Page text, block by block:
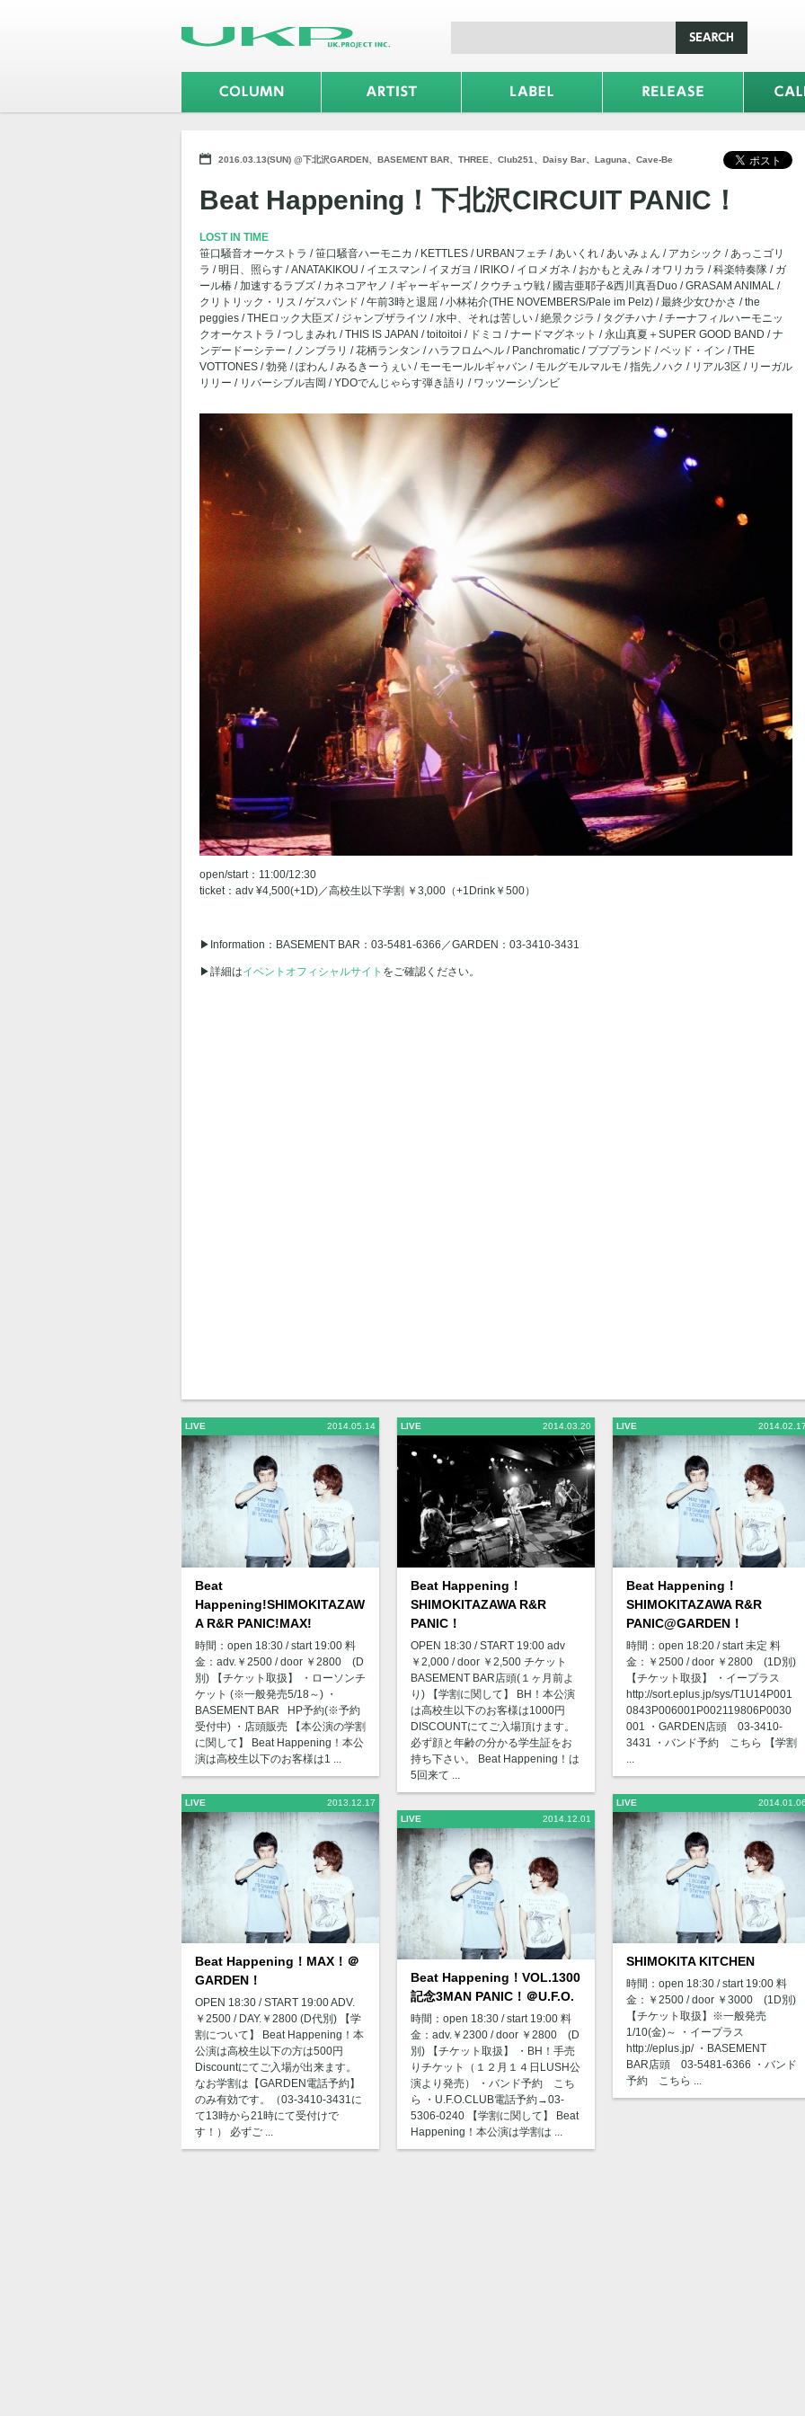
2016.03.13(SUN) @下北沢GARDEN、BASEMENT BAR、THREE、Club251、Daisy Bar、Laguna、Cave-Be
Beat Happening！下北沢CIRCUIT PANIC！
LOST IN TIME
笹口騒音オーケストラ / 笹口騒音ハーモニカ / KETTLES / URBANフェチ / あいくれ / あいみょん / アカシック / あっこゴリ
ラ / 明日、照らす / ANATAKIKOU / イエスマン / イヌガヨ / IRIKO / イロメガネ / おかもとえみ / オワリカラ / 科楽特奏隊 / ガ
ール椿 / 加速するラブズ / カネコアヤノ / ギャーギャーズ / クウチュウ戦 / 國吉亜耶子&西川真吾Duo / GRASAM ANIMAL /
クリトリック・リス / ゲスバンド / 午前3時と退屈 / 小林祐介(THE NOVEMBERS/Pale im Pelz) / 最終少女ひかさ / the
peggies / THEロック大臣ズ / ジャンプザライツ / 水中、それは苦しい / 絶景クジラ / タグチハナ / チーナフィルハーモニッ
クオーケストラ / つしまみれ / THIS IS JAPAN / toitoitoi / ドミコ / ナードマグネット / 永山真夏＋SUPER GOOD BAND / ナ
ンデードーシテー / ノンブラリ / 花柄ランタン / ハラフロムヘル / Panchromatic / プププランド / ベッド・イン / THE
VOTTONES / 勃発 / ぽわん / みるきーうぇい / モーモールルギャバン / モルグモルマルモ / 指先ノハク / リアル3区 / リーガル
リリー / リバーシブル吉岡 / YDOでんじゃらす弾き語り / ワッツーシゾンビ
open/start：11:00/12:30
ticket：adv ¥4,500(+1D)／高校生以下学割 ￥3,000（+1Drink￥500）
▶︎Information：BASEMENT BAR：03-5481-6366／GARDEN：03-3410-3431
▶︎詳細はイベントオフィシャルサイト をご確認ください。
LIVE 2014.05.14
Beat
Happening!SHIMOKITAZAW
A R&R PANIC!MAX!
時間：open 18:30 / start 19:00 料
金：adv.￥2500 / door ￥2800 (D
別) 【チケット取扱】 ・ローソンチ
ケット (※一般発売5/18～) ・
BASEMENT BAR HP予約(※予約
受付中) ・店頭販売 【本公演の学割
に関して】 Beat Happening！本公
演は高校生以下のお客様は1 ...
LIVE 2013.12.17
Beat Happening！MAX！＠
GARDEN！
OPEN 18:30 / START 19:00 ADV.
￥2500 / DAY.￥2800 (D代別) 【学
割について】 Beat Happening！本
公演は高校生以下の方は500円
Discountにてご入場が出来ます。
なお学割は【GARDEN電話予約】
のみ有効です。（03-3410-3431に
て13時から21時にて受付けで
す！） 必ずご ...
LIVE 2014.03.20
Beat Happening！
SHIMOKITAZAWA R&R
PANIC！
OPEN 18:30 / START 19:00 adv
￥2,000 / door ￥2,500 チケット
BASEMENT BAR店頭(１ヶ月前よ
り) 【学割に関して】 BH！本公演
は高校生以下のお客様は1000円
DISCOUNTにてご入場頂けます。
必ず顔と年齢の分かる学生証をお
持ち下さい。 Beat Happening！は
5回来て ...
LIVE 2014.12.01
Beat Happening！VOL.1300
記念3MAN PANIC！＠U.F.O.
時間：open 18:30 / start 19:00 料
金：adv.￥2300 / door ￥2800 (D
別) 【チケット取扱】 ・BH！手売
りチケット（１２月１４日LUSH公
演より発売） ・バンド予約 こち
ら ・U.F.O.CLUB電話予約→03-
5306-0240 【学割に関して】 Beat
Happening！本公演は学割は ...
LIVE
Beat Happening！
SHIMOKITAZAWA R&R
PANIC@GARDEN！
時間：open 18:20 / start 未定 料
金：￥2500 / door ￥2800 (1D別)
【チケット取扱】 ・イープラス
http://sort.eplus.jp/sys/T1U14P001
0843P006001P002119806P0030
001 ・GARDEN店頭 03-3410-
3431 ・バンド予約 こちら 【学割
LIVE
SHIMOKITA KITCHEN
時間：open 18:30 / start 19:00 料
金：￥2500 / door ￥3000 (1D別)
【チケット取扱】※一般発売
1/10(金)～ ・イープラス
http://eplus.jp/ ・BASEMENT
BAR店頭 03-5481-6366 ・バンド
予約 こちら ...